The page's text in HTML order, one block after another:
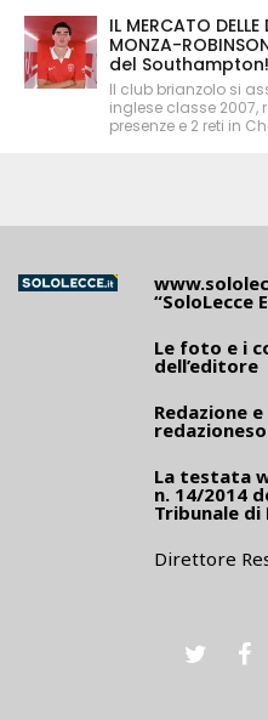
IL MERCATO
MONZA-
del
Il club brianzolo si
inglese classe
presenze e 2 reti in
“SoloLecce
Le foto e i
dell’editore
Redazione
La testata
n. 14/2014
Tribunale di
Direttore